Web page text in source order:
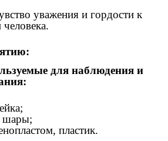
уважения и гордости к
для наблюдения и
шары;
пластик.